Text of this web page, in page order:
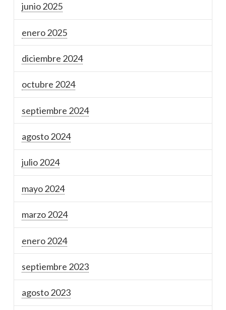
junio 2025
enero 2025
diciembre 2024
octubre 2024
septiembre 2024
agosto 2024
julio 2024
mayo 2024
marzo 2024
enero 2024
septiembre 2023
agosto 2023